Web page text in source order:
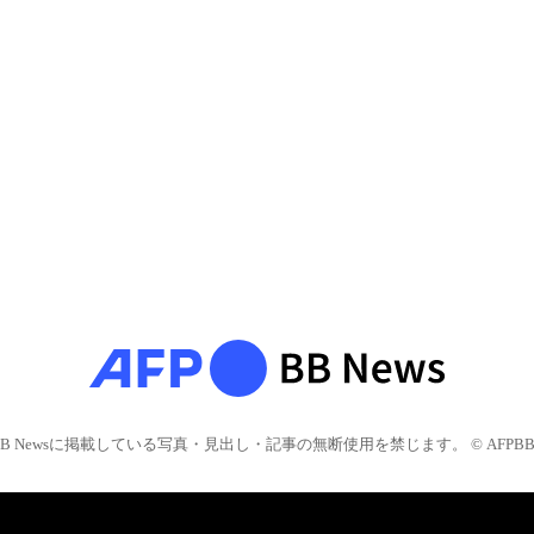
Newsに掲載している写真・見出し・記事の無断使用を禁じます。 © AFPBB